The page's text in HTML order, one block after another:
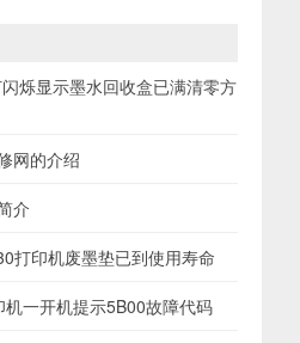
烁显示墨水回收盒已满清零方
网的介绍
介
打印机废墨垫已到使用寿命
一开机提示5B00故障代码